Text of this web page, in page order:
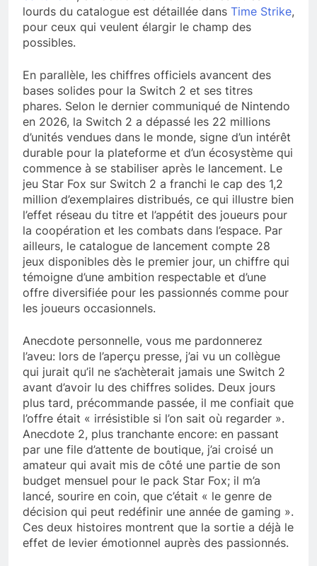
lourds du catalogue est détaillée dans Time Strike,
pour ceux qui veulent élargir le champ des
possibles.
En parallèle, les chiffres officiels avancent des
bases solides pour la Switch 2 et ses titres
phares. Selon le dernier communiqué de Nintendo
en 2026, la Switch 2 a dépassé les 22 millions
d’unités vendues dans le monde, signe d’un intérêt
durable pour la plateforme et d’un écosystème qui
commence à se stabiliser après le lancement. Le
jeu Star Fox sur Switch 2 a franchi le cap des 1,2
million d’exemplaires distribués, ce qui illustre bien
l’effet réseau du titre et l’appétit des joueurs pour
la coopération et les combats dans l’espace. Par
ailleurs, le catalogue de lancement compte 28
jeux disponibles dès le premier jour, un chiffre qui
témoigne d’une ambition respectable et d’une
offre diversifiée pour les passionnés comme pour
les joueurs occasionnels.
Anecdote personnelle, vous me pardonnerez
l’aveu: lors de l’aperçu presse, j’ai vu un collègue
qui jurait qu’il ne s’achèterait jamais une Switch 2
avant d’avoir lu des chiffres solides. Deux jours
plus tard, précommande passée, il me confiait que
l’offre était « irrésistible si l’on sait où regarder ».
Anecdote 2, plus tranchante encore: en passant
par une file d’attente de boutique, j’ai croisé un
amateur qui avait mis de côté une partie de son
budget mensuel pour le pack Star Fox; il m’a
lancé, sourire en coin, que c’était « le genre de
décision qui peut redéfinir une année de gaming ».
Ces deux histoires montrent que la sortie a déjà le
effet de levier émotionnel auprès des passionnés.